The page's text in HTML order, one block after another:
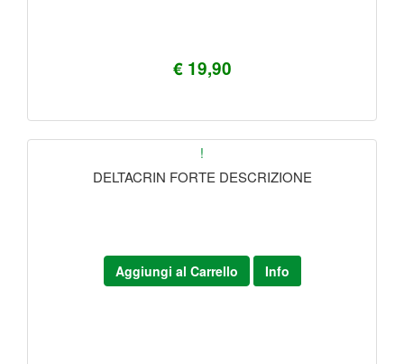
€ 19,90
!
DELTACRIN FORTE DESCRIZIONE
Aggiungi al Carrello Info